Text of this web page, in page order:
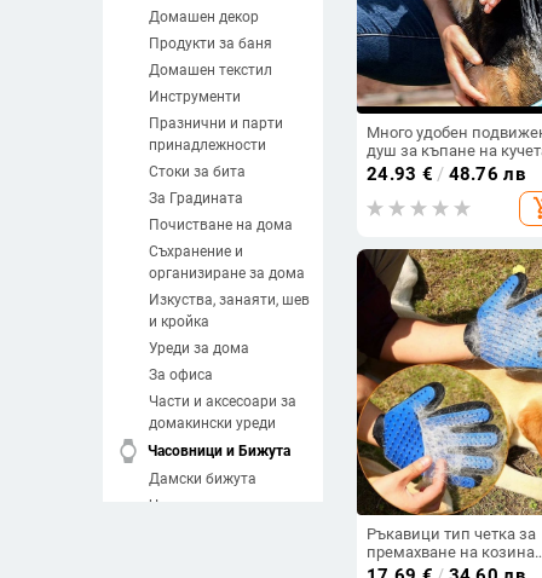
Домашен декор
Продукти за баня
Домашен текстил
Инструменти
Празнични и парти
принадлежности
Стоки за бита
За Градината
Почистване на дома
Съхранение и
организиране за дома
Изкуства, занаяти, шев
и кройка
Уреди за дома
За офиса
Части и аксесоари за
домакински уреди
watch
Часовници и Бижута
Дамски бижута
Часовници
Много удобен
душ за къпане на
24.93 € / 48.76 лв
Ръкавици тип четка за
премахване на козина
подходящи за кучета и